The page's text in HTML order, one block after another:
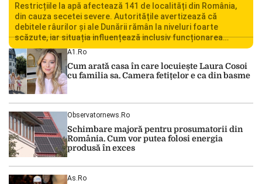
Restricțiile la apă afectează 141 de localități din România,
din cauza secetei severe. Autoritățile avertizează că
debitele râurilor și ale Dunării rămân la niveluri foarte
scăzute, iar situația influențează inclusiv funcționarea
Centralei Nucleare de la Cernavodă. România se confruntă
cu una dintre cele mai dificile perioade din punct de vedere
hidrologic din ultimii ani. Lipsa […]
A1.ro
Cum arată casa în care locuiește Laura Cosoi
cu familia sa. Camera fetițelor e ca din basme
Observatornews.ro
Schimbare majoră pentru prosumatorii din
România. Cum vor putea folosi energia
produsă în exces
As.ro